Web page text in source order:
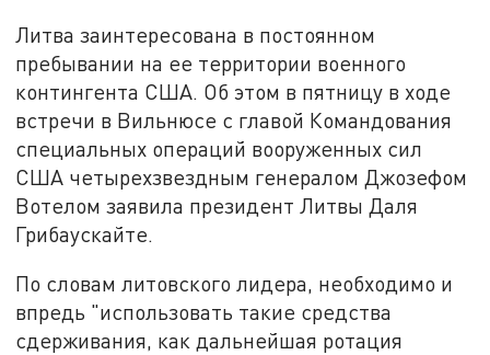
Литва заинтересована в постоянном
пребывании на ее территории военного
контингента США. Об этом в пятницу в ходе
встречи в Вильнюсе с главой Командования
специальных операций вооруженных сил
США четырехзвездным генералом Джозефом
Вотелом заявила президент Литвы Даля
Грибаускайте.
По словам литовского лидера, необходимо и
впредь "использовать такие средства
сдерживания, как дальнейшая ротация